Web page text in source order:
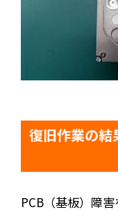
復旧作業の
PCB（基板）障